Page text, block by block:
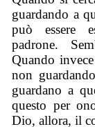
guardando a
può essere
padrone.
Quando
non
guardano a
questo per
Dio, allora, il